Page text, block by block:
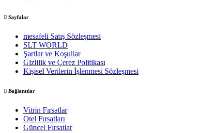
Sayfalar
mesafeli Satış Sözleşmesi
SLT WORLD
Şartlar ve Koşullar
Gizlilik ve Çerez Politikası
Kişisel Verilerin İşlenmesi Sözleşmesi
Bağlantılar
Vitrin Fırsatlar
Otel Fırsatları
Güncel Fırsatlar